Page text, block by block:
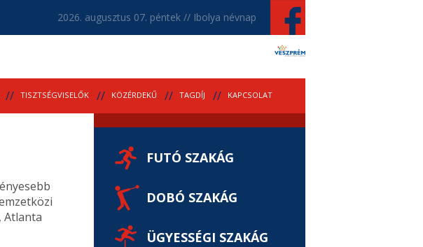
2026. augusztus 07. péntek // Ibolya névnap
TISZTSÉGVISELŐK KÖZÉRDEKŰ TAGDÍJ KAPCSOLAT
Atlanta
FUTÓ SZAKÁG
DOBÓ SZAKÁG
ÜGYESSÉGI SZAKÁG